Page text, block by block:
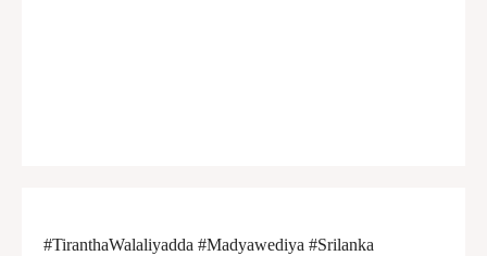
#TiranthaWalaliyadda #Madyawediya #Srilanka